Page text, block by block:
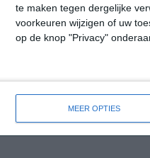
te maken tegen dergelijke
voorkeuren wijzigen of uw
op de knop "Privacy"
MEER OPTIES
ONO 1 WNW 1
bekijk de uitgebreide